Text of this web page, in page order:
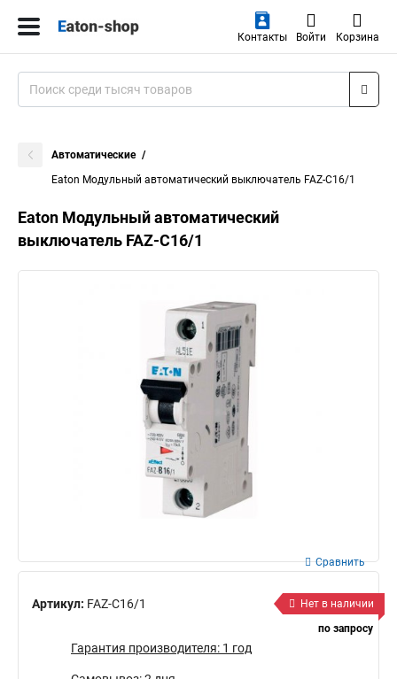
Контакты Войти Корзина
Автоматические
Eaton Модульный автоматический выключатель FAZ-C16/1
Eaton Модульный автоматический
выключатель FAZ-C16/1
Артикул: FAZ-C16/1
Сравнить
Нет в наличии
по запросу
Гарантия производителя: 1 год